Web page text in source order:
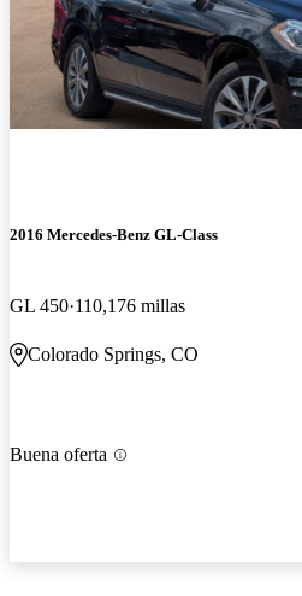
2016 Mercedes-Benz GL-Class
GL 450 110,176 millas
Colorado Springs, CO
Buena oferta